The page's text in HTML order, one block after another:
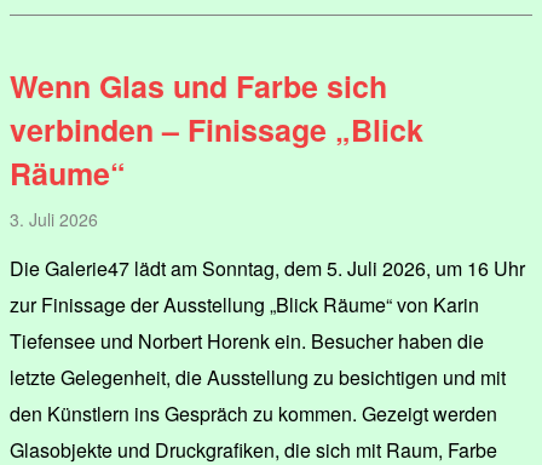
Wenn Glas und Farbe sich
verbinden – Finissage „Blick
Räume“
3. Juli 2026
Die Galerie47 lädt am Sonntag, dem 5. Juli 2026, um 16 Uhr
zur Finissage der Ausstellung „Blick Räume“ von Karin
Tiefensee und Norbert Horenk ein. Besucher haben die
letzte Gelegenheit, die Ausstellung zu besichtigen und mit
den Künstlern ins Gespräch zu kommen. Gezeigt werden
Glasobjekte und Druckgrafiken, die sich mit Raum, Farbe